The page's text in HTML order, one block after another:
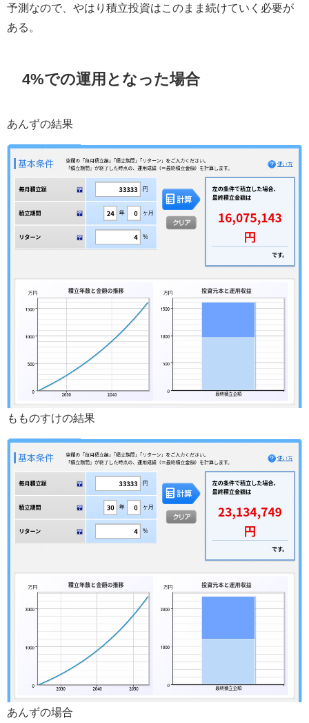
予測なので、やはり積立投資はこのまま続けていく必要が
ある。
4%での運用となった場合
あんずの結果
もものすけの結果
あんずの場合